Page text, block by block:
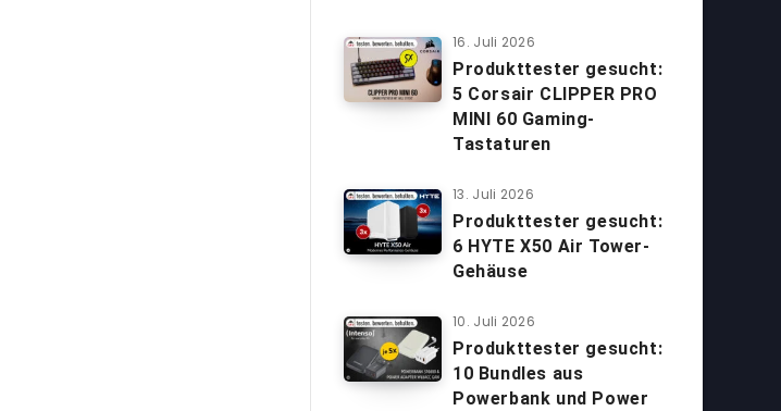
16. Juli 2026
Produkttester gesucht:
5 Corsair CLIPPER PRO
MINI 60 Gaming-
Tastaturen
13. Juli 2026
Produkttester gesucht:
6 HYTE X50 Air Tower-
Gehäuse
10. Juli 2026
Produkttester gesucht:
10 Bundles aus
Powerbank und Power